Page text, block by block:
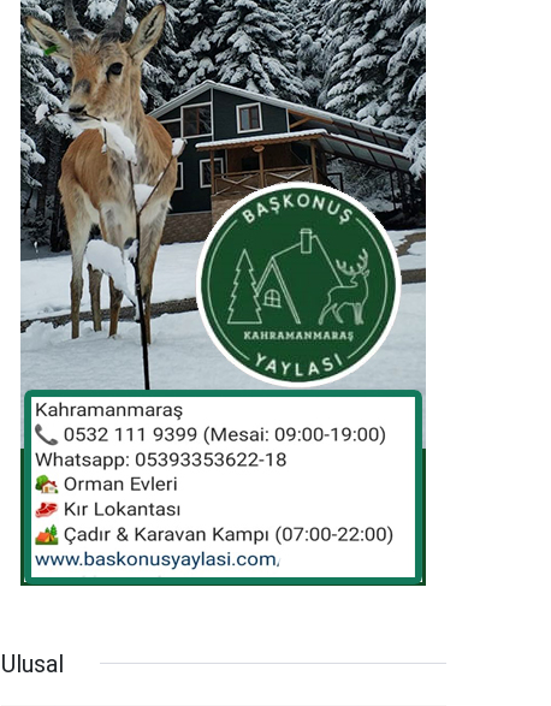
Ulusal